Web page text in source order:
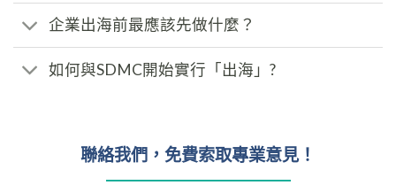
企業出海前最應該先做什麼？
如何與SDMC開始實行「出海」?
聯絡我們，免費索取專業意見！